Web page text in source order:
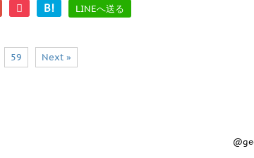
B! LINEへ送る
59 Next »